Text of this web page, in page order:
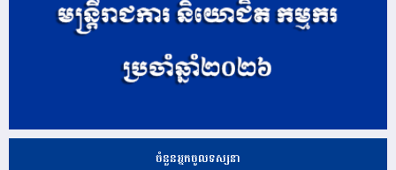
ចំនួនអ្នកចូលទស្សនា